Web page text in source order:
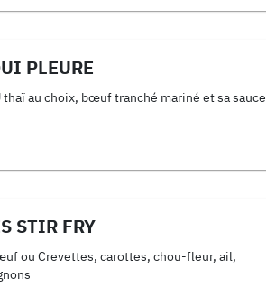
PLEURE
thaï au choix, bœuf tranché mariné et sa sauce
STIR FRY
ou Crevettes, carottes, chou-fleur, ail,